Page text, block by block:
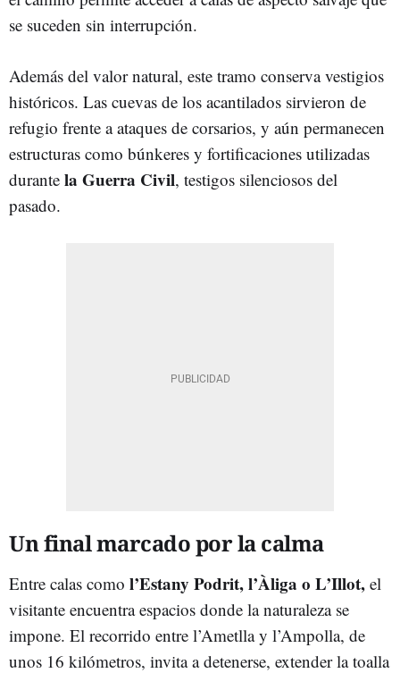
se suceden sin interrupción.
Además del valor natural, este tramo conserva vestigios
históricos. Las cuevas de los acantilados sirvieron de
refugio frente a ataques de corsarios, y aún permanecen
estructuras como búnkeres y fortificaciones utilizadas
durante la Guerra Civil, testigos silenciosos del
pasado.
Un final marcado por la calma
Entre calas como l’Estany Podrit, l’Àliga o L’Illot, el
visitante encuentra espacios donde la naturaleza se
impone. El recorrido entre l’Ametlla y l’Ampolla, de
unos 16 kilómetros, invita a detenerse, extender la toalla